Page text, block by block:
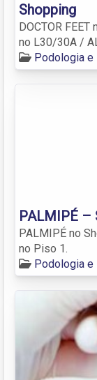
Shopping
DOCTOR
no L30/30A /
Podologia e
PALMIPÉ –
PALMIPÉ no
no Piso 1.
Podologia e